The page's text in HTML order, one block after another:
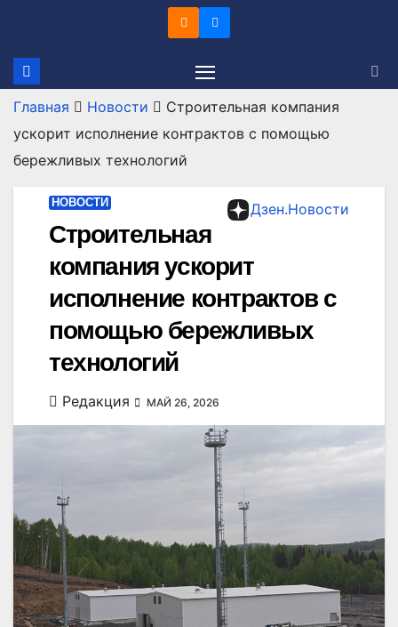
содержимому
Главная Новости
Строительная компания
ускорит исполнение контрактов с помощью
бережливых технологий
Дзен.Новости
НОВОСТИ
Строительная
компания ускорит
исполнение контрактов с
помощью бережливых
технологий
Редакция МАЙ 26, 2026